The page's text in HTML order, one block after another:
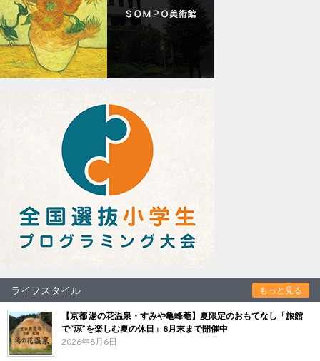
ライフスタイル もっと見る
【京都 湯の花温泉・すみや亀峰菴】夏限定のおもてなし「旅館
で“涼”を楽しむ夏の休日」8月末まで開催中
2026年8月6日